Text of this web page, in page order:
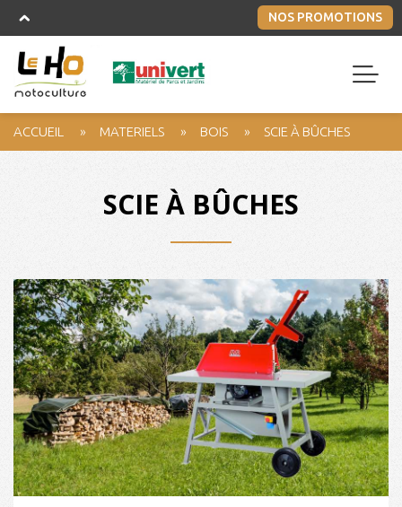
NOS PROMOTIONS
ACCUEIL MATERIELS BOIS SCIE À BÛCHES
SCIE À BÛCHES